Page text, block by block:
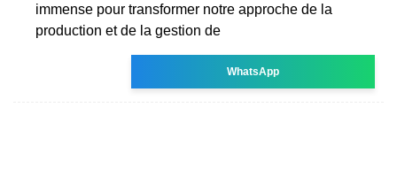
immense pour transformer notre approche de la
production et de la gestion de
WhatsApp